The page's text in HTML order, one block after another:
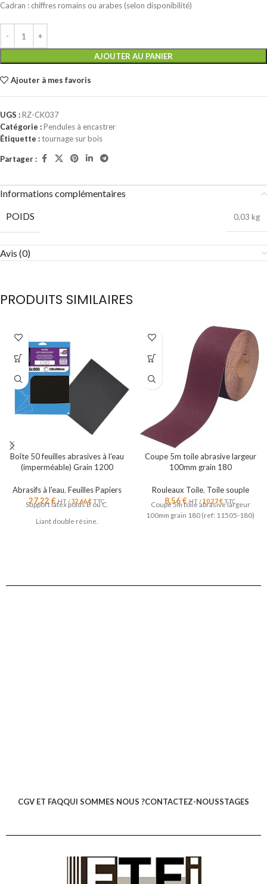
Cadran : chiffres romains ou arabes (selon disponibilité)
AJOUTER AU PANIER
Ajouter à mes favoris
UGS :RZ-CK037
Catégorie :Pendules à encastrer
Étiquette :tournage sur bois
Partager :
Informations complémentaires
POIDS
0,03 kg
Avis (0)
PRODUITS SIMILAIRES
Boîte 50 feuilles abrasives à l’eau
(imperméable) Grain 1200
Abrasifs à l'eau, Feuilles Papiers
27,22 € HT /32,66€TTC
Support latex poids B ou C.
Liant double résine.
Coupe 5m toile abrasive largeur
100mm grain 180
Rouleaux Toile, Toile souple
8,56€ HT /10,27€TTC
Coupe 5m toile abrasive largeur
100mm grain 180 (ref: 11505-180)
CGV ET FAQQUI SOMMES NOUS ?CONTACTEZ-NOUSSTAGES